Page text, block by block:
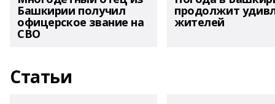
Башкирии получил
офицерское звание на
СВО
продолжит
жителей
Статьи